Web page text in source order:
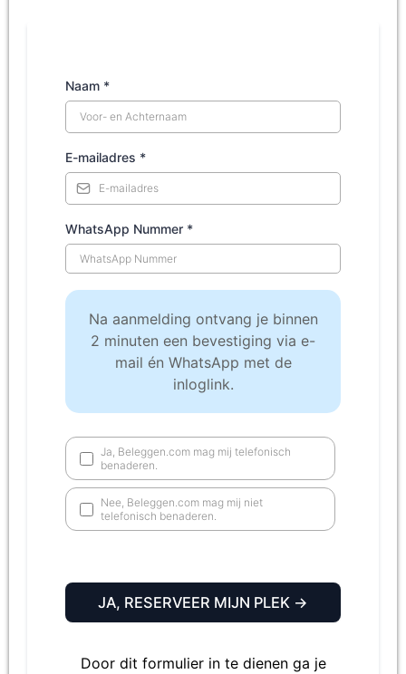
Naam *
E-mailadres *
WhatsApp Nummer *
Na aanmelding ontvang je binnen
2 minuten een bevestiging via e-
mail én WhatsApp met de
inloglink.
Ja, Beleggen.com mag mij telefonisch
benaderen.
Nee, Beleggen.com mag mij niet
telefonisch benaderen.
JA, RESERVEER MIJN PLEK →
Door dit formulier in te dienen ga je